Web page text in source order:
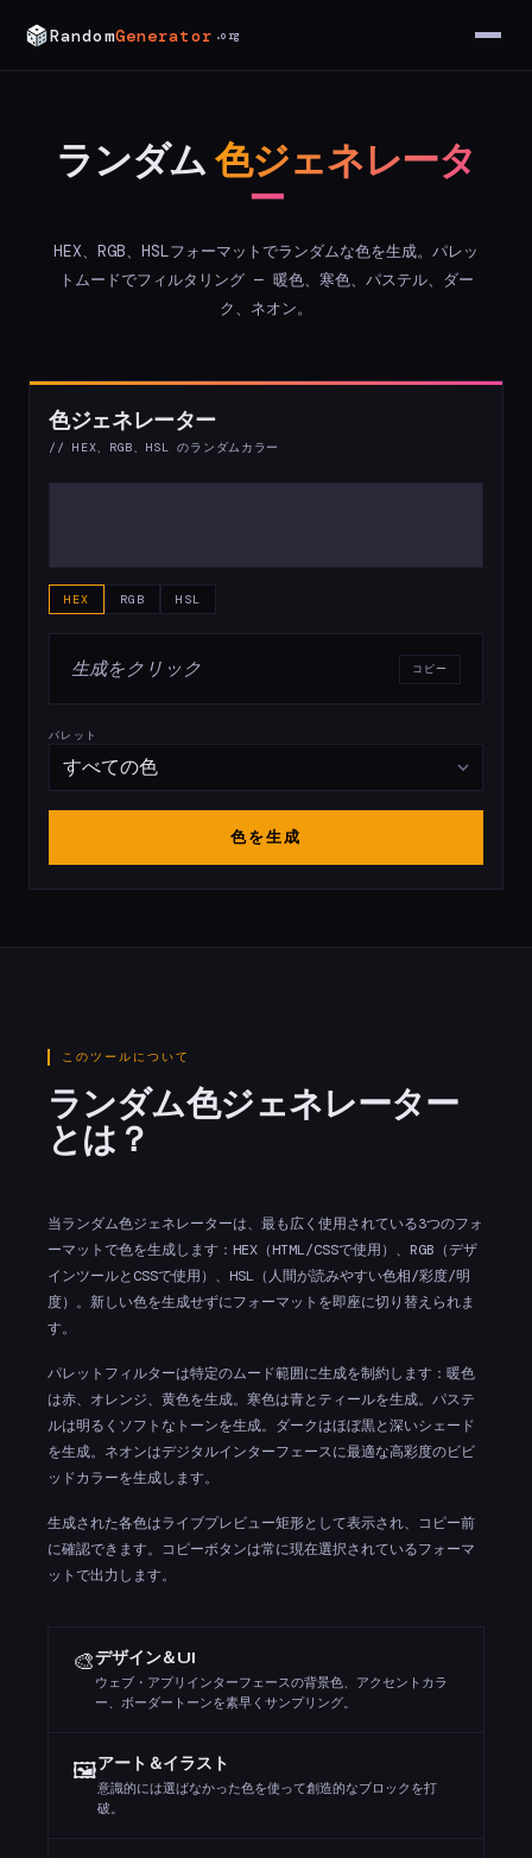
RandomGenerator .org
ランダム色ジェネレータ
ー
HEX、RGB、HSLフォーマットでランダムな色を生成。パレッ
トムードでフィルタリング — 暖色、寒色、パステル、ダー
ク、ネオン。
色ジェネレーター
// HEX、RGB、HSL のランダムカラー
HEX RGB HSL
生成をクリック コピー
パレット
色を生成
このツールについて
ランダム色ジェネレーター
とは？
当ランダム色ジェネレーターは、最も広く使用されている3つのフォ
ーマットで色を生成します：HEX（HTML/CSSで使用）、RGB（デザ
インツールとCSSで使用）、HSL（人間が読みやすい色相/彩度/明
度）。新しい色を生成せずにフォーマットを即座に切り替えられま
す。
パレットフィルターは特定のムード範囲に生成を制約します：暖色
は赤、オレンジ、黄色を生成。寒色は青とティールを生成。パステ
ルは明るくソフトなトーンを生成。ダークはほぼ黒と深いシェード
を生成。ネオンはデジタルインターフェースに最適な高彩度のビビ
ッドカラーを生成します。
生成された各色はライブプレビュー矩形として表示され、コピー前
に確認できます。コピーボタンは常に現在選択されているフォーマ
ットで出力します。
🎨デザイン＆UI
ウェブ・アプリインターフェースの背景色、アクセントカラ
ー、ボーダートーンを素早くサンプリング。
🖼️アート＆イラスト
意識的には選ばなかった色を使って創造的なブロックを打
破。